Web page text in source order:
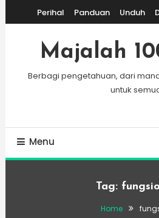
To
Content
Perihal Panduan Unduh
Majalah
Berbagi pengetahuan, dari
untuk
Menu
Tag:
Home